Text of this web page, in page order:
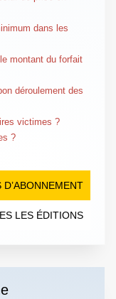
dans les
montant du forfait
déroulement des
victimes ?
?
LES ÉDITIONS